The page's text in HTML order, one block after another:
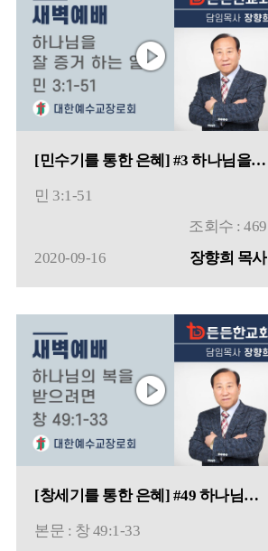
[민수기를 통한 은혜] #3 하나님을 잘 증거 하는 일
민 3:1-51
조회수 : 469
2020-09-16
장향희 목사
[창세기를 통한 은혜] #49 하나님의 복을 받으려면
본문 : 창 49:1-33